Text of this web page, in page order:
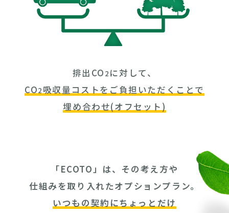
排出CO 2 に対して、
CO2 吸収量コストをご負担いただくことで
埋め合わせ(オフセット)
「ECOTO」は、その考え方や
仕組みを取り入れたオプションプラン。
いつもの契約にちょっとだけ